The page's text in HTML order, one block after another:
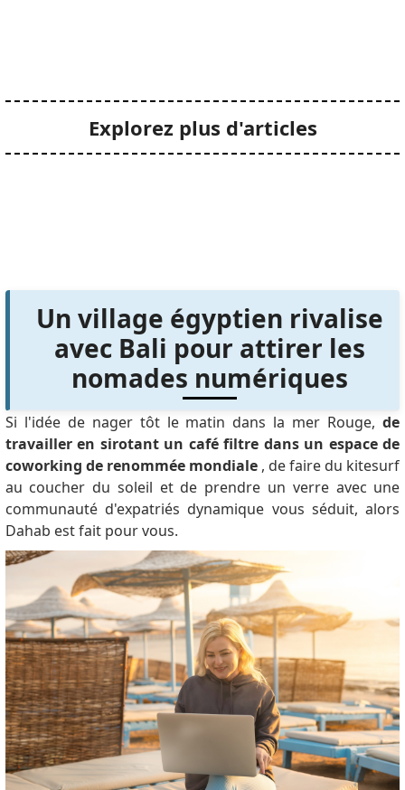
Explorez plus d'articles
Un village égyptien rivalise
avec Bali pour attirer les
nomades numériques
Si l'idée de nager tôt le matin dans la mer Rouge,de
travailler en sirotant un café filtre dans un espace de
coworking de renommée mondiale, de faire du kitesurf
au coucher du soleil et de prendre un verre avec une
communauté d'expatriés dynamique vous séduit, alors
Dahab est fait pour vous.